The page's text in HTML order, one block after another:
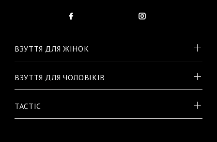
ВЗУТТЯ ДЛЯ ЖІНОК
ВЗУТТЯ ДЛЯ ЧОЛОВІКІВ
TACTIC